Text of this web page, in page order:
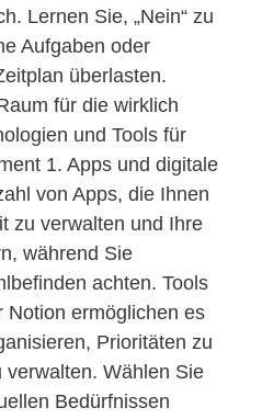
Lernen Sie, „Nein“ zu
Aufgaben oder
überlasten.
für die wirklich
und Tools für
1. Apps und digitale
von Apps, die Ihnen
zu verwalten und Ihre
während Sie
achten. Tools
Notion ermöglichen es
Prioritäten zu
Wählen Sie
Bedürfnissen